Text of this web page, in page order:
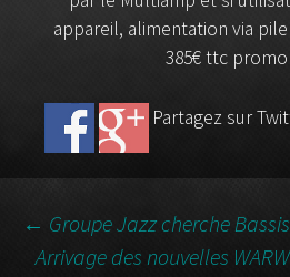
appareil, alimentation via
385€ ttc promo
Partagez sur
← Groupe Jazz cherche
Arrivage des nouvelles